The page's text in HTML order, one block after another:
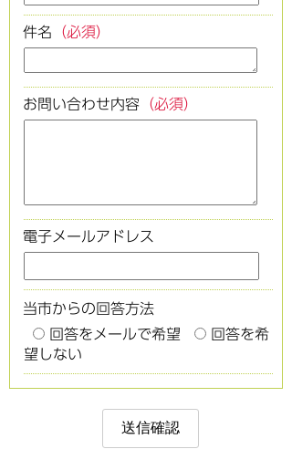
件名 （必須）
お問い合わせ内容 （必須）
電子メールアドレス
当市からの回答方法
回答をメールで希望
回答を希
望しない